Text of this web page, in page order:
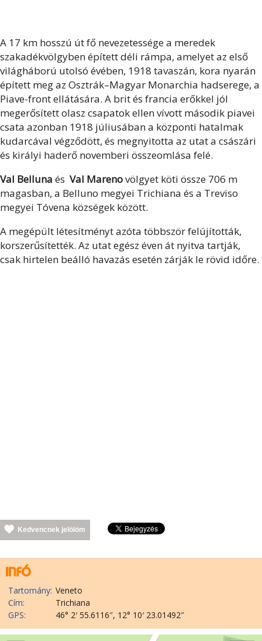
A 17 km hosszú út fő nevezetessége a meredek
szakadékvölgyben épített déli rámpa, amelyet az első
világháború utolsó évében, 1918 tavaszán, kora nyarán
épített meg az Osztrák–Magyar Monarchia hadserege, a
Piave-front ellátására. A brit és francia erőkkel jól
megerősített olasz csapatok ellen vívott második piavei
csata azonban 1918 júliusában a központi hatalmak
kudarcával végződött, és megnyitotta az utat a császári
és királyi haderő novemberi összeomlása felé.
Val Belluna és Val Marenovölgyet köti össze 706 m
magasban, a Belluno megyei Trichiana és a Treviso
megyei Tóvena községek között.
A megépült létesítményt azóta többször felújították,
korszerűsítették. Az utat egész éven át nyitva tartják,
csak hirtelen beálló havazás esetén zárják le rövid időre.
Kedvencnek jelölöm
Tartomány: Veneto
Cím:
Trichiana
GPS:
46° 2′ 55.6116″, 12° 10′ 23.01492″